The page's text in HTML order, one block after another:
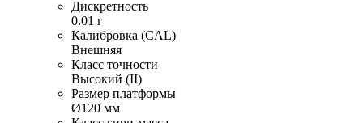
Дискретность
0.01 г
Калибровка (CAL)
Внешняя
Класс точности
Высокий (II)
Размер платформы
Ø120 мм